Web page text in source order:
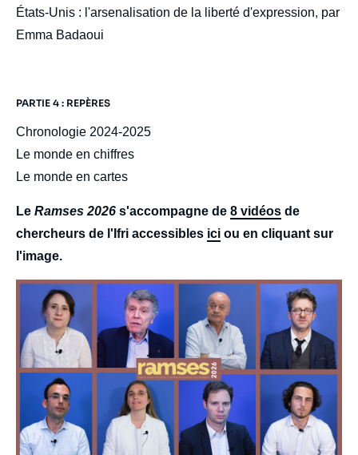
États-Unis : l'arsenalisation de la liberté d'expression, par
Emma Badaoui
PARTIE 4 : REPÈRES
Chronologie 2024-2025
Le monde en chiffres
Le monde en cartes
Le Ramses 2026 s'accompagne de 8 vidéos de
chercheurs de l'Ifri accessibles ici ou en cliquant sur
l'image.